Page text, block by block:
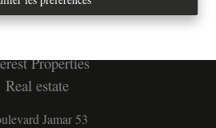
: 02/733.70.70
Properties
Real estate
Jamar 53